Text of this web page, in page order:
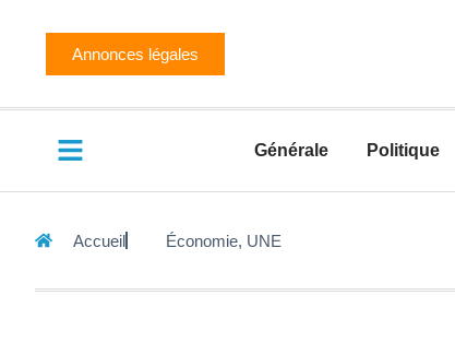
Annonces légales
Générale Politique
Accueil Économie, UNE